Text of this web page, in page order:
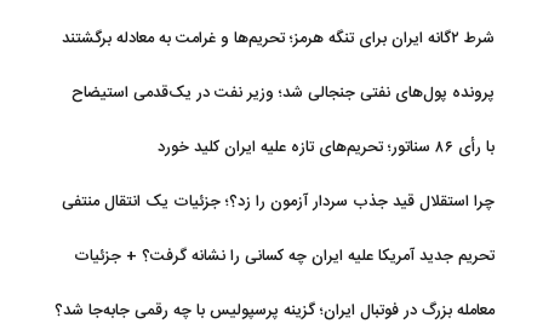
شرط ۲گانه ایران برای تنگه هرمز؛ تحریم‌ها و غرامت به معادله برگشتند
پرونده پول‌های نفتی جنجالی شد؛ وزیر نفت در یک‌قدمی استیضاح
با رأی ۸۶ سناتور؛ تحریم‌های تازه علیه ایران کلید خورد
چرا استقلال قید جذب سردار آزمون را زد؟؛ جزئیات یک انتقال منتفی
تحریم جدید آمریکا علیه ایران چه کسانی را نشانه گرفت؟ + جزئیات
معامله بزرگ در فوتبال ایران؛ گزینه پرسپولیس با چه رقمی جابه‌جا شد؟